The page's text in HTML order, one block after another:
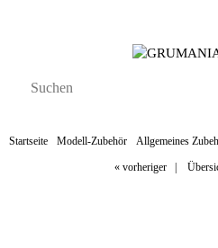
Startseite Modell-Zubehör Allgemeines
« vorheriger|